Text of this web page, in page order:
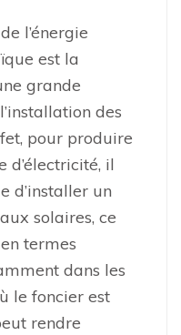
l’énergie
est la
grande
des
pour produire
d’électricité, il
d’installer un
solaires, ce
termes
dans les
le foncier est
rendre